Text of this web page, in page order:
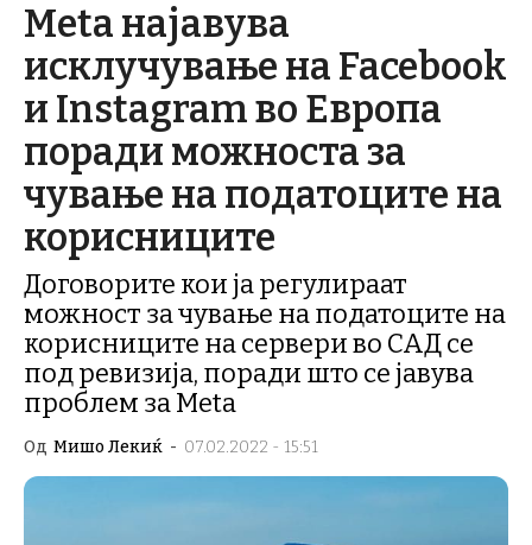
Meta најавува
исклучување на Facebook
и Instagram во Европа
поради можноста за
чување на податоците на
корисниците
Договорите кои ја регулираат
можност за чување на податоците на
корисниците на сервери во САД се
под ревизија, поради што се јавува
проблем за Meta
Од Мишо Лекиќ - 07.02.2022 - 15:51